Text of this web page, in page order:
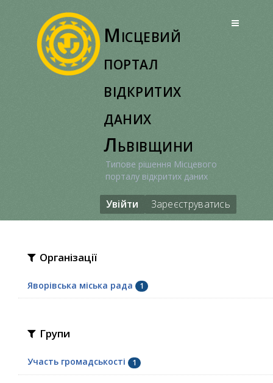
Місцевий
портал
відкритих
даних
Львівщини
Типове рішення Місцевого
порталу відкритих даних
Увійти Зареєструватись
Організації
Яворівська міська рада 1
Групи
Участь громадськості 1